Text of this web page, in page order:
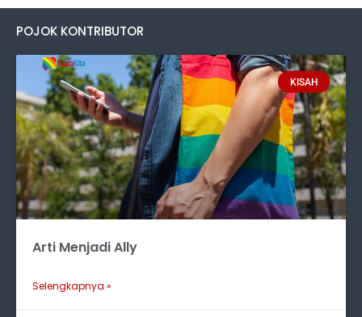
POJOK KONTRIBUTOR
KISAH
Arti Menjadi Ally
Selengkapnya »